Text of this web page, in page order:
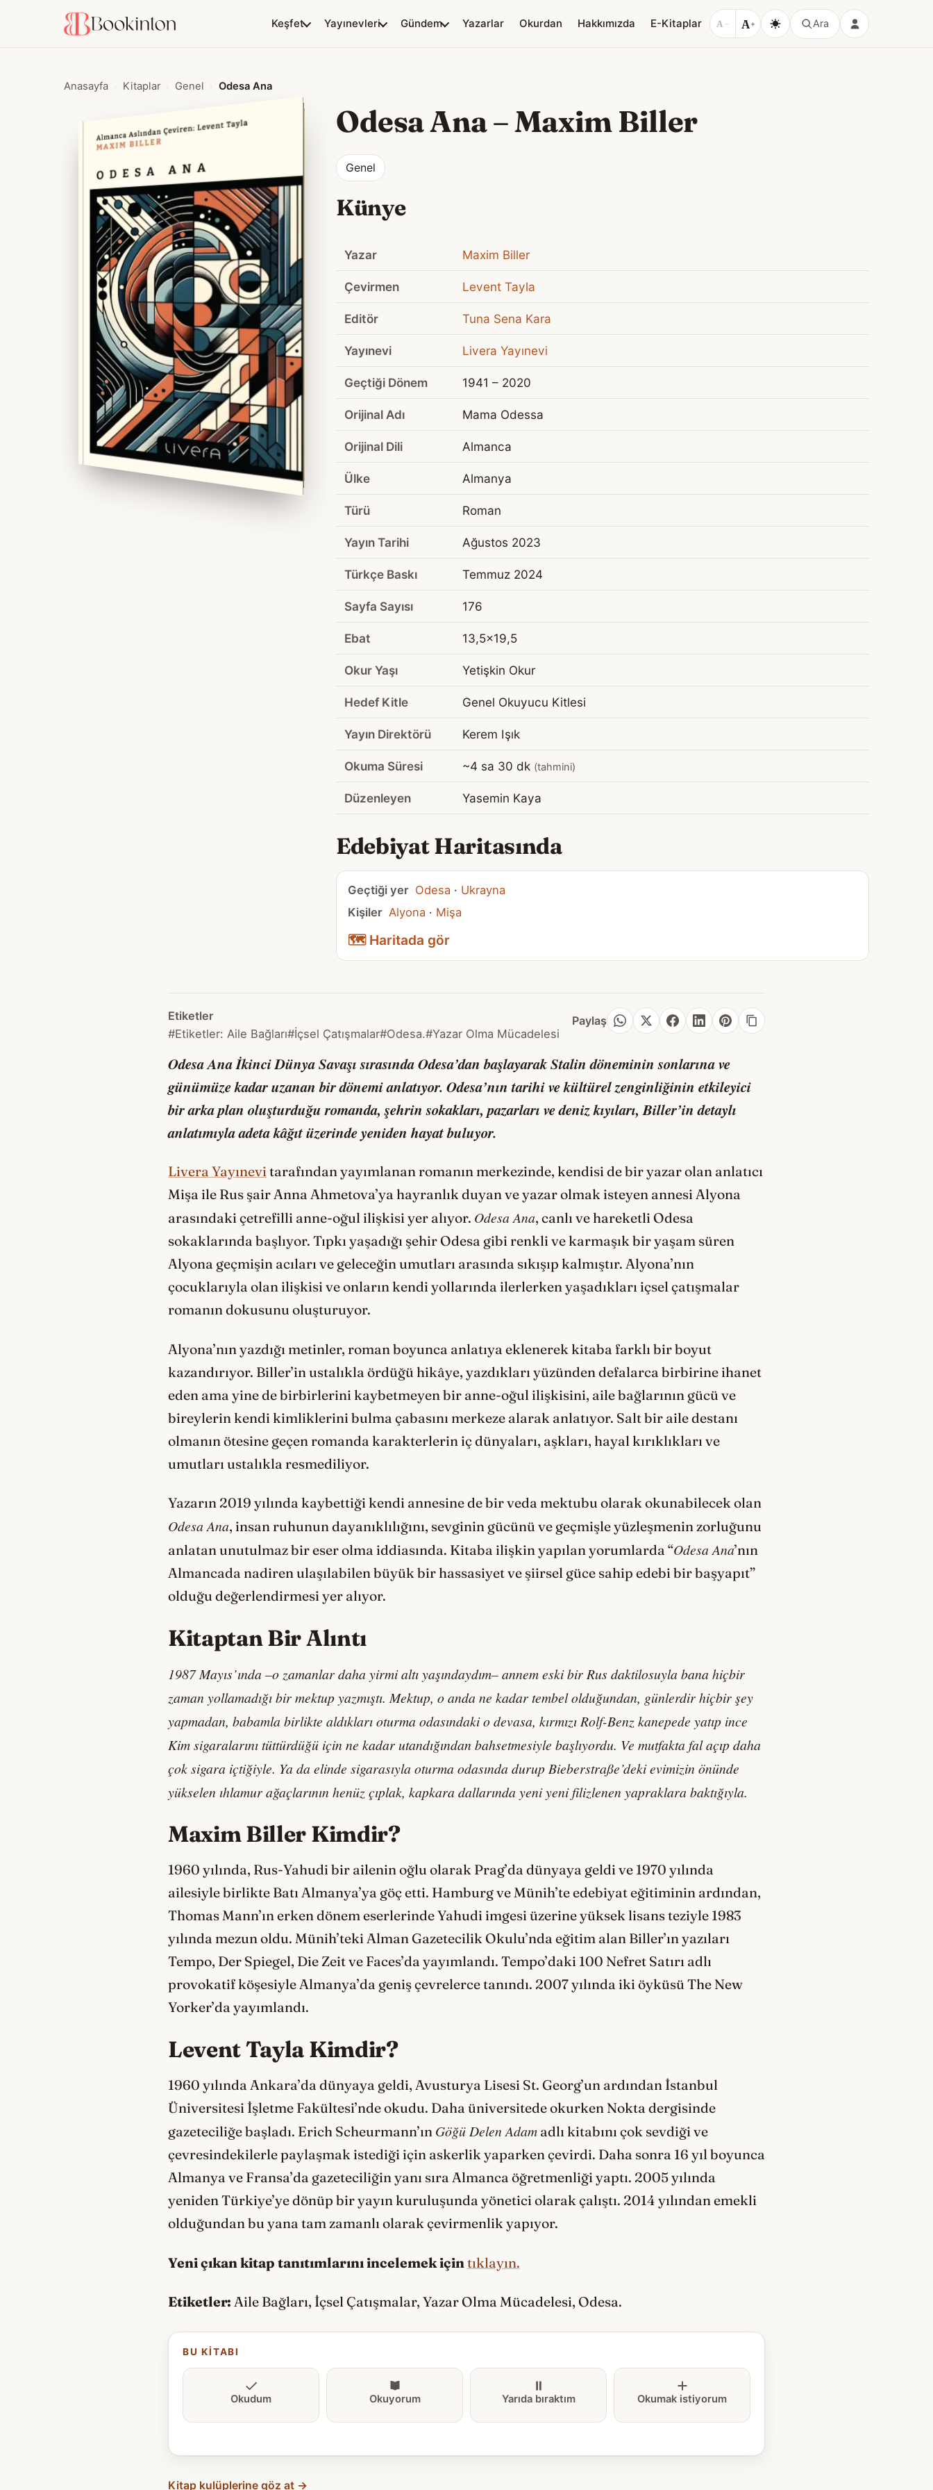
Keşfet Yayınevleri Gündem Yazarlar Okurdan Hakkımızda E-Kitaplar A − A+ Ara
Anasayfa Kitaplar Genel Odesa Ana
Odesa Ana–Maxim Biller
Genel
Künye
Yazar Maxim Biller
Çevirmen Levent Tayla
Editör Tuna Sena Kara
Yayınevi Livera Yayınevi
Geçtiği Dönem 1941 – 2020
Orijinal Adı Mama Odessa
Orijinal Dili Almanca
Ülke Almanya
Türü Roman
Yayın Tarihi Ağustos 2023
Türkçe Baskı Temmuz 2024
Sayfa Sayısı 176
Ebat 13,5x19,5
Okur Yaşı Yetişkin Okur
Hedef Kitle Genel Okuyucu Kitlesi
Yayın Direktörü Kerem Işık
Okuma Süresi ~4 sa 30 dk (tahmini)
Düzenleyen Yasemin Kaya
Edebiyat Haritasında
Geçtiği yer Odesa · Ukrayna
Kişiler Alyona · Mişa
🗺️ Haritada gör
Etiketler
#Etiketler: Aile Bağları#İçsel Çatışmalar#Odesa.#Yazar Olma Mücadelesi
Paylaş
Odesa Anaİkinci Dünya Savaşı sırasında Odesa’dan başlayarak Stalin döneminin sonlarına ve
günümüze kadar uzanan bir dönemi anlatıyor. Odesa’nın tarihi ve kültürel zenginliğinin etkileyici
bir arka plan oluşturduğu romanda, şehrin sokakları, pazarları ve deniz kıyıları, Biller’in detaylı
anlatımıyla adeta kâğıt üzerinde yeniden hayat buluyor.
Livera Yayınevitarafından yayımlanan romanın merkezinde, kendisi de bir yazar olan anlatıcı
Mişa ile Rus şair Anna Ahmetova’ya hayranlık duyan ve yazar olmak isteyen annesi Alyona
arasındaki çetrefilli anne-oğul ilişkisi yer alıyor. Odesa Ana, canlı ve hareketli Odesa
sokaklarında başlıyor. Tıpkı yaşadığı şehir Odesa gibi renkli ve karmaşık bir yaşam süren
Alyona geçmişin acıları ve geleceğin umutları arasında sıkışıp kalmıştır. Alyona’nın
çocuklarıyla olan ilişkisi ve onların kendi yollarında ilerlerken yaşadıkları içsel çatışmalar
romanın dokusunu oluşturuyor.
Alyona’nın yazdığı metinler, roman boyunca anlatıya eklenerek kitaba farklı bir boyut
kazandırıyor. Biller’in ustalıkla ördüğü hikâye, yazdıkları yüzünden defalarca birbirine ihanet
eden ama yine de birbirlerini kaybetmeyen bir anne-oğul ilişkisini, aile bağlarının gücü ve
bireylerin kendi kimliklerini bulma çabasını merkeze alarak anlatıyor. Salt bir aile destanı
olmanın ötesine geçen romanda karakterlerin iç dünyaları, aşkları, hayal kırıklıkları ve
umutları ustalıkla resmediliyor.
Yazarın 2019 yılında kaybettiği kendi annesine de bir veda mektubu olarak okunabilecek olan
Odesa Ana, insan ruhunun dayanıklılığını, sevginin gücünü ve geçmişle yüzleşmenin zorluğunu
anlatan unutulmaz bir eser olma iddiasında. Kitaba ilişkin yapılan yorumlarda “Odesa Ana’nın
Almancada nadiren ulaşılabilen büyük bir hassasiyet ve şiirsel güce sahip edebi bir başyapıt”
olduğu değerlendirmesi yer alıyor.
Kitaptan Bir Alıntı
1987 Mayıs’ında –o zamanlar daha yirmi altı yaşındaydım– annem eski bir Rus daktilosuyla bana hiçbir
zaman yollamadığı bir mektup yazmıştı. Mektup, o anda ne kadar tembel olduğundan, günlerdir hiçbir şey
yapmadan, babamla birlikte aldıkları oturma odasındaki o devasa, kırmızı Rolf-Benz kanepede yatıp ince
Kim sigaralarını tüttürdüğü için ne kadar utandığından bahsetmesiyle başlıyordu. Ve mutfakta fal açıp daha
çok sigara içtiğiyle. Ya da elinde sigarasıyla oturma odasında durup Bieberstraße’deki evimizin önünde
yükselen ıhlamur ağaçlarının henüz çıplak, kapkara dallarında yeni yeni filizlenen yapraklara baktığıyla.
Maxim Biller Kimdir?
1960 yılında, Rus-Yahudi bir ailenin oğlu olarak Prag’da dünyaya geldi ve 1970 yılında
ailesiyle birlikte Batı Almanya’ya göç etti. Hamburg ve Münih’te edebiyat eğitiminin ardından,
Thomas Mann’ın erken dönem eserlerinde Yahudi imgesi üzerine yüksek lisans teziyle 1983
yılında mezun oldu. Münih’teki Alman Gazetecilik Okulu’nda eğitim alan Biller’ın yazıları
Tempo, Der Spiegel, Die Zeit ve Faces’da yayımlandı. Tempo’daki 100 Nefret Satırı adlı
provokatif köşesiyle Almanya’da geniş çevrelerce tanındı. 2007 yılında iki öyküsü The New
Yorker’da yayımlandı.
Levent Tayla Kimdir?
1960 yılında Ankara’da dünyaya geldi, Avusturya Lisesi St. Georg’un ardından İstanbul
Üniversitesi İşletme Fakültesi’nde okudu. Daha üniversitede okurken Nokta dergisinde
gazeteciliğe başladı. Erich Scheurmann’ın Göğü Delen Adam adlı kitabını çok sevdiği ve
çevresindekilerle paylaşmak istediği için askerlik yaparken çevirdi. Daha sonra 16 yıl boyunca
Almanya ve Fransa’da gazeteciliğin yanı sıra Almanca öğretmenliği yaptı. 2005 yılında
yeniden Türkiye’ye dönüp bir yayın kuruluşunda yönetici olarak çalıştı. 2014 yılından emekli
olduğundan bu yana tam zamanlı olarak çevirmenlik yapıyor.
Yeni çıkan kitap tanıtımlarını incelemek için tıklayın.
Etiketler: Aile Bağları, İçsel Çatışmalar, Yazar Olma Mücadelesi, Odesa.
BU KITABI
Okudum Okuyorum Yarıda bıraktım Okumak istiyorum
Kitap kulüplerine göz at →